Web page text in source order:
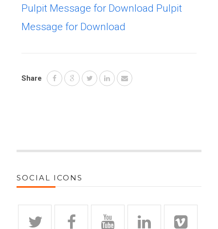
Pulpit Message for Download Pulpit
Message for Download
Share
SOCIAL ICONS